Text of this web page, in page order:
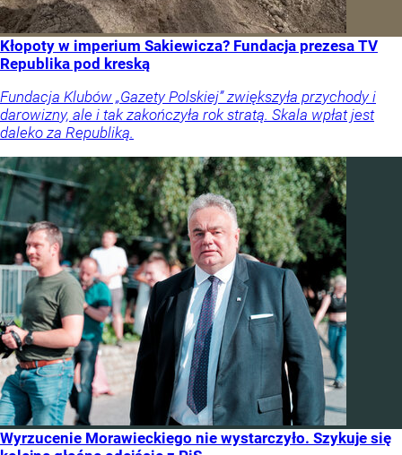
Kłopoty w imperium Sakiewicza? Fundacja prezesa TV
Republika pod kreską
Fundacja Klubów „Gazety Polskiej” zwiększyła przychody i
darowizny, ale i tak zakończyła rok stratą. Skala wpłat jest
daleko za Republiką.
Wyrzucenie Morawieckiego nie wystarczyło. Szykuje się